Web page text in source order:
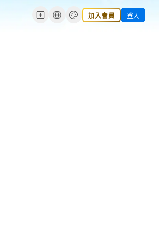
加入會員 登入